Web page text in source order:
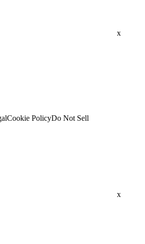
x
Cookie PolicyDo Not Sell
x